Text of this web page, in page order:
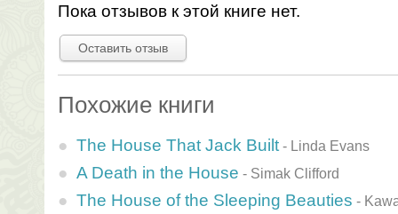
Пока отзывов к этой книге нет.
Оставить отзыв
Похожие книги
The House That Jack Built - Linda Evans
A Death in the House - Simak Clifford
The House of the Sleeping Beauties -